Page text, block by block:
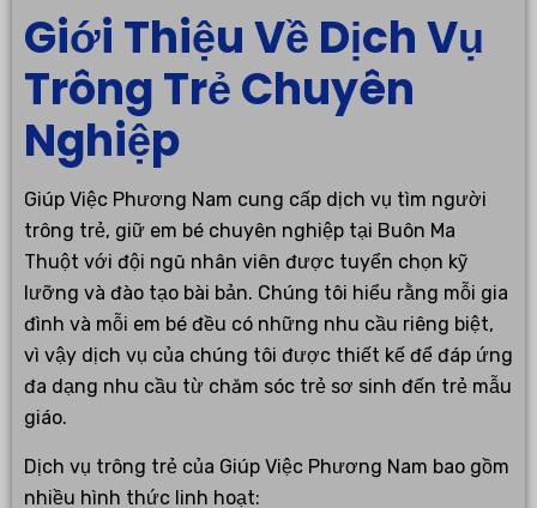
Giới Thiệu Về Dịch Vụ
Trông Trẻ Chuyên
Nghiệp
Giúp Việc Phương Nam cung cấp dịch vụ tìm người
trông trẻ, giữ em bé chuyên nghiệp tại Buôn Ma
Thuột với đội ngũ nhân viên được tuyển chọn kỹ
lưỡng và đào tạo bài bản. Chúng tôi hiểu rằng mỗi gia
đình và mỗi em bé đều có những nhu cầu riêng biệt,
vì vậy dịch vụ của chúng tôi được thiết kế để đáp ứng
đa dạng nhu cầu từ chăm sóc trẻ sơ sinh đến trẻ mẫu
giáo.
Dịch vụ trông trẻ của Giúp Việc Phương Nam bao gồm
nhiều hình thức linh hoạt: